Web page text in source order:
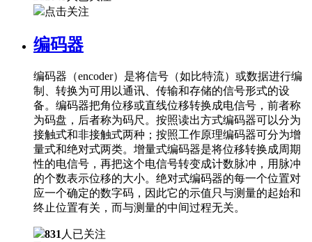
点击关注
编码器
编码器（encoder）是将信号（如比特流）或数据进行编
制、转换为可用以通讯、传输和存储的信号形式的设
备。编码器把角位移或直线位移转换成电信号，前者称
为码盘，后者称为码尺。按照读出方式编码器可以分为
接触式和非接触式两种；按照工作原理编码器可分为增
量式和绝对式两类。增量式编码器是将位移转换成周期
性的电信号，再把这个电信号转变成计数脉冲，用脉冲
的个数表示位移的大小。绝对式编码器的每一个位置对
应一个确定的数字码，因此它的示值只与测量的起始和
终止位置有关，而与测量的中间过程无关。
831 人已关注